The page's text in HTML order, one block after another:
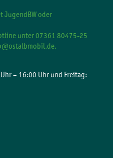
JugendBW oder
unter 07361 80475-25
– 16:00 Uhr und Freitag: